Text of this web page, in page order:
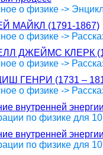
о физике ->
МАЙКЛ (1791-1867)
о физике ->
ДЖЕЙМС КЛЕРК
о физике ->
ГЕНРИ (1731 –
о физике ->
внутренней
по физике для
внутренней
по физике для